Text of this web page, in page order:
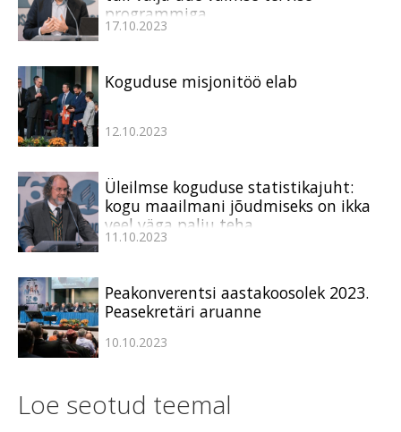
programmiga
17.10.2023
Koguduse misjonitöö elab
12.10.2023
Üleilmse koguduse statistikajuht:
kogu maailmani jõudmiseks on ikka
veel väga palju teha
11.10.2023
Peakonverentsi aastakoosolek 2023.
Peasekretäri aruanne
10.10.2023
Loe seotud teemal